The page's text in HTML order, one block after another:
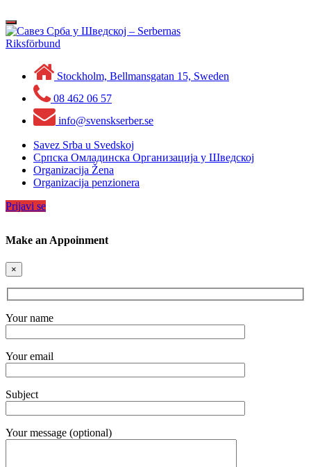
to
content
Toggle
navigation
Stockholm, Bellmansgatan 15, Sweden
08 462 06 57
info@svenskserber.se
Savez Srba u Svedskoj
Српска Омладинска Организација у Шведској
Organizacija Žena
Organizacija penzionera
Prijavi se
Make an Appoinment
×
Your name
Your email
Subject
Your message (optional)